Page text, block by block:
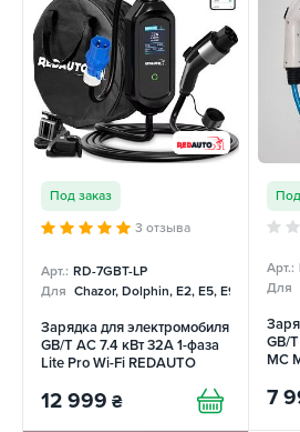
Под заказ
3 отзыва
Арт.: RD-7GBT-LP
Для Chazor, Dolphin, E2, E5, E9,
Зарядка для электромобиля
GB/T AC 7.4 кВт 32А 1-фаза
Lite Pro Wi-Fi REDAUTO
12 999 ₴
Под
Арт.:
Для
GB/
MC
7